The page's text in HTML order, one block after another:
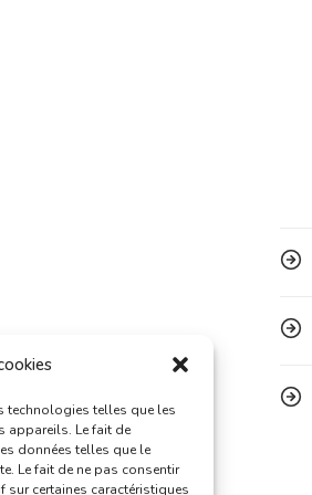
technologies telles que les
appareils. Le fait de
données telles que le
Le fait de ne pas consentir
sur certaines caractéristiques